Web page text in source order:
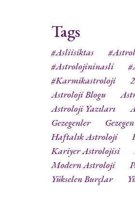
Tags
#asliisiktas
#astrolojininasli
#karmikastroloji
Astroloji Blogu
Astroloji Yazıları
Gezegenler
Haftalık Astroloji
Kariyer Astrolojisi
Modern Astroloji
Yükselen Burçlar